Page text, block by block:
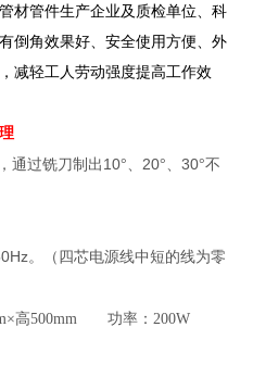
材管件生产企业及质检单位、科
倒角效果好、安全使用方便、外
减轻工人劳动强度提高工作效
通过铣刀制出 10°、 20°、 30°不
。（四芯电源线中短的线为零
高500mm 功率：200W